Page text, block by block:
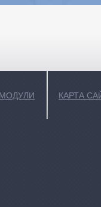
КАРТА